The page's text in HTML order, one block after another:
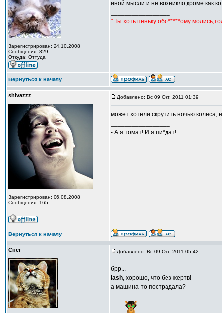
Зарегистрирован: 24.10.2008
Сообщения: 829
Откуда: Оттуда
иной мысли и не возникло,кроме как
" Ты хоть пеньку обо*****ому
Вернуться к началу
shivazzz
Зарегистрирован: 06.08.2008
Сообщения: 165
Добавлено: Вс 09 Окт, 2011 01:39
может хотели скрутить ночью колеса,
- А я томат! И я пи*дат!
Вернуться к началу
Снег Добавлено: Вс 09 Окт, 2011 05:42
брр...
lash, хорошо, что без жертв!
а машина-то пострадала?